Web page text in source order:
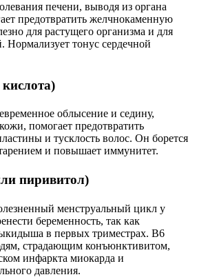
печени, выводя из органа
предотвратить желчнокаменную
для растущего организма и для
Нормализует тонус сердечной
облысение и седину,
помогает предотвратить
и тусклость волос. Он борется
и повышает иммунитет.
пиривитол)
менструальный цикл у
беременность, так как
в первых триместрах. B6
страдающим конъюнктивитом,
инфаркта миокарда и
давления.